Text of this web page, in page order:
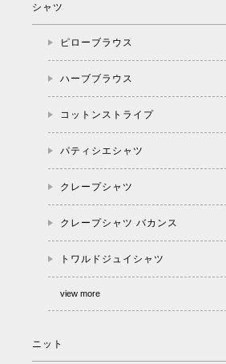
シャツ
ピローブラウス
ハーブブラウス
コットンストライプ
パティシエシャツ
クレープシャツ
クレープシャツ バカンス
トワルドジュイシャツ
view more
ニット